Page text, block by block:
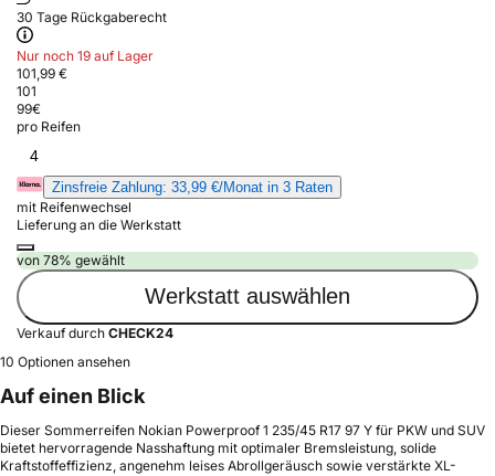
30 Tage Rückgaberecht
Nur noch 19 auf Lager
101,99 €
101
99€
pro Reifen
4
Zinsfreie Zahlung: 33,99 €/Monat in 3 Raten
mit Reifenwechsel
Lieferung an die Werkstatt
von 78% gewählt
Werkstatt auswählen
Verkauf durch CHECK24
10 Optionen ansehen
Auf einen Blick
Dieser Sommerreifen Nokian Powerproof 1 235/45 R17 97 Y für PKW und SUV
bietet hervorragende Nasshaftung mit optimaler Bremsleistung, solide
Kraftstoffeffizienz, angenehm leises Abrollgeräusch sowie verstärkte XL-